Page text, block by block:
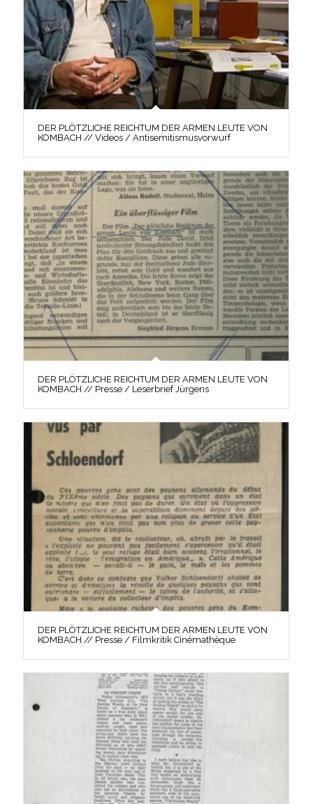
DER PLÖTZLICHE REICHTUM DER ARMEN LEUTE VON
KOMBACH // Videos / Antisemitismusvorwurf
DER PLÖTZLICHE REICHTUM DER ARMEN LEUTE VON
KOMBACH // Presse / Leserbrief Jürgens
DER PLÖTZLICHE REICHTUM DER ARMEN LEUTE VON
KOMBACH // Presse / Filmkritik Cinémathèque